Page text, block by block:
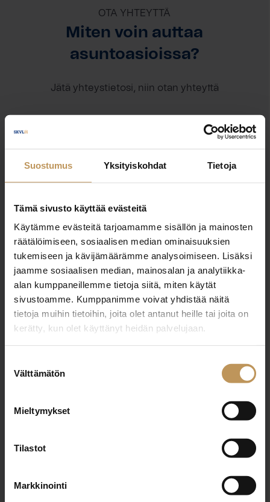
Suostumus Yksityiskohdat Tietoja
Tämä sivusto käyttää evästeitä
Käytämme evästeitä tarjoamamme sisällön ja mainosten
räätälöimiseen, sosiaalisen median ominaisuuksien
tukemiseen ja kävijämäärämme analysoimiseen. Lisäksi
jaamme sosiaalisen median, mainosalan ja analytiikka-
alan kumppaneillemme tietoja siitä, miten käytät
sivustoamme. Kumppanimme voivat yhdistää näitä
tietoja muihin tietoihin, joita olet antanut heille tai joita on
kerätty, kun olet käyttänyt heidän palvelujaan.
valinta
Välttämätön
Mieltymykset
Tilastot
Markkinointi
OTA YHTEYTTÄ
Miten voin auttaa
asuntoasioissa?
Jätä yhteystietosi, niin otan yhteyttä
0451503697
"*" näyttää pakolliset kentät
Aihe
Sähköposti